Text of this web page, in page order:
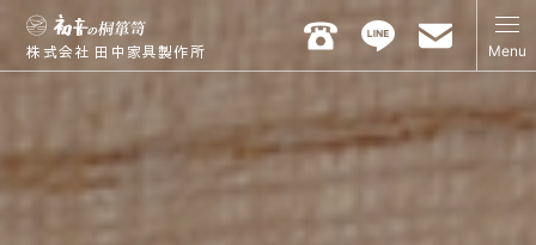
株式会社 田中家具製作所 Menu